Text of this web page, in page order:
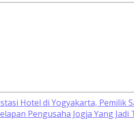
Hotel di Yogyakarta, Pemilik
Pengusaha Jogja Yang